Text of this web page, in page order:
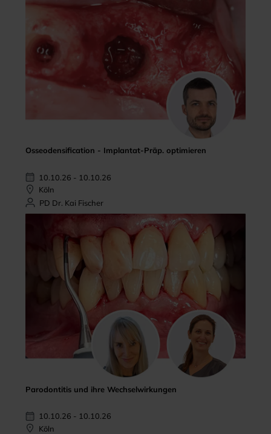
Osseodensification - Implantat-Präp. optimieren
10.10.26 - 10.10.26
Köln
PD Dr. Kai Fischer
Parodontitis und ihre Wechselwirkungen
10.10.26 - 10.10.26
Köln